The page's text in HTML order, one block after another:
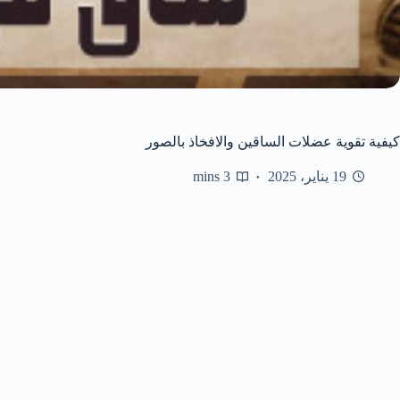
كيفية تقوية عضلات الساقين والافخاذ بالصور
19 يناير، 2025 3 mins